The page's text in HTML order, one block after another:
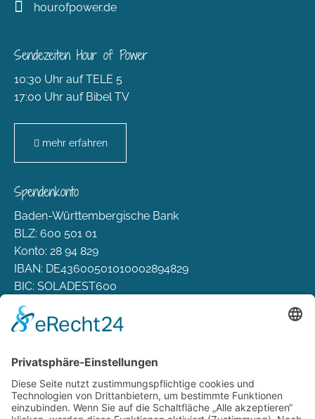
hourofpower.de
Sendezeiten Hour of Power
10:30 Uhr auf TELE 5
17:00 Uhr auf Bibel TV
mehr erfahren
Spendenkonto
Baden-Württembergische Bank
BLZ: 600 501 01
Konto: 28 94 829
IBAN: DE43600501010002894829
BIC: SOLADEST600
Rechtliches
Versand & Lieferung
Widerrufsbelehrung
AGB